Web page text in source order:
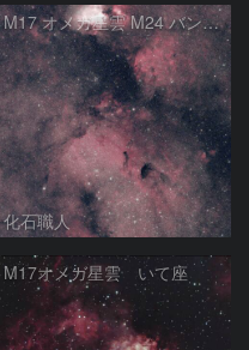
M17 オメガ星雲 M24 バンビの横顔 いて座
化石職人
M17オメガ星雲 いて座